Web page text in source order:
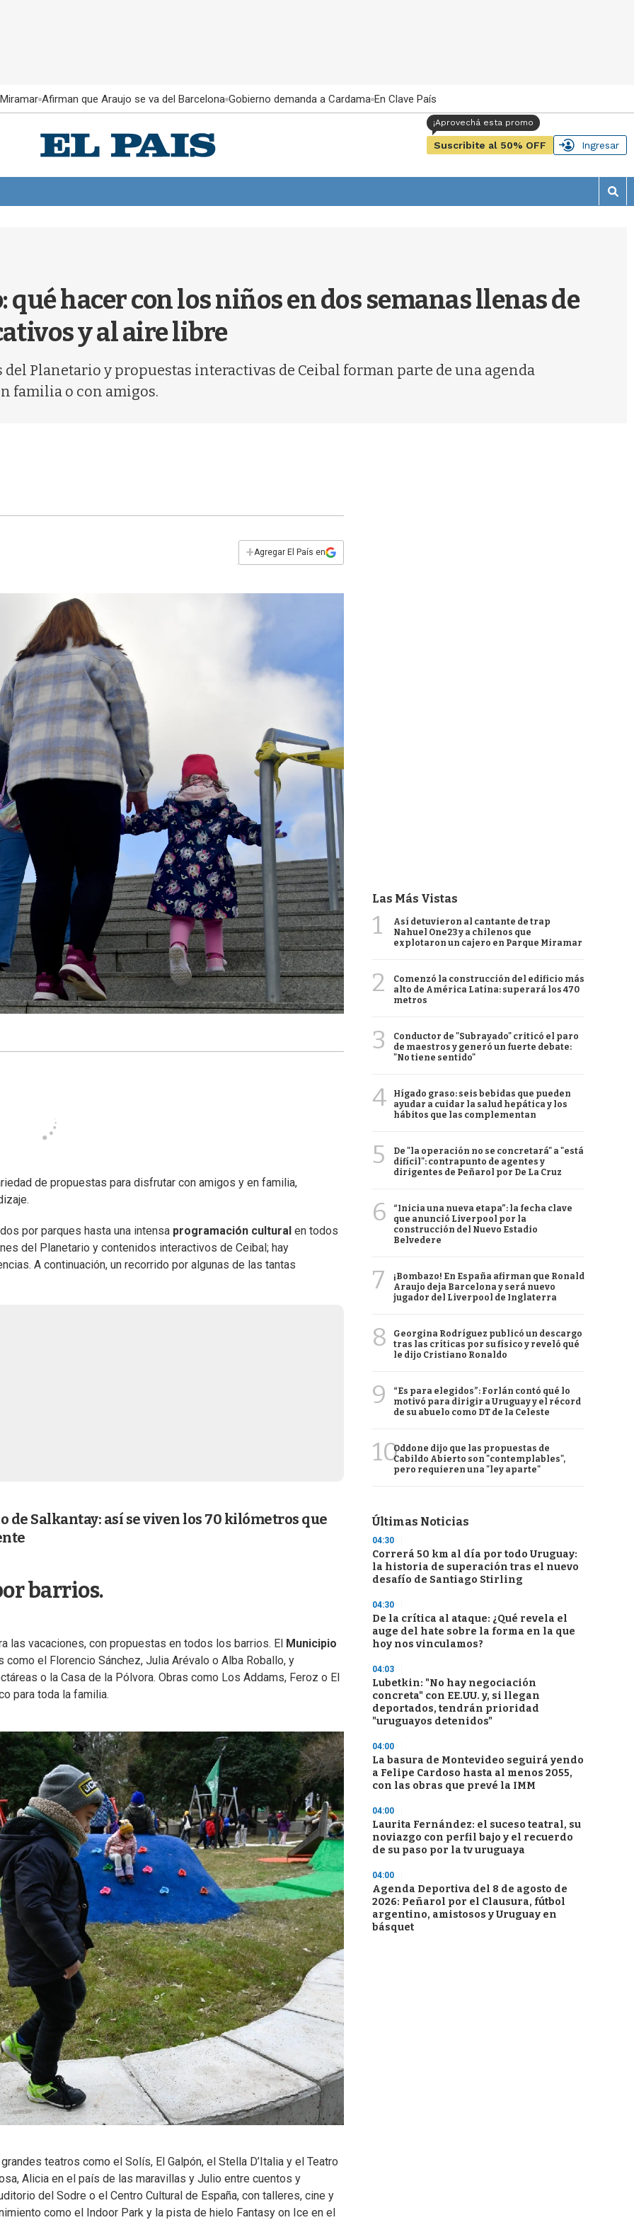
Afirman que Araujo se va del Barcelona Gobierno demanda a Cardama En Clave País
Suscribite al 50% OFF Ingresar
M
o
hacer con los niños en dos semanas llenas de
y al aire libre
Planetario y propuestas interactivas de Ceibal forman parte de una agenda
familia o con amigos.
+Agregar El País en
de propuestas para disfrutar con amigos y en familia,
por parques hasta una intensa programación cultural en todos
del Planetario y contenidos interactivos de Ceibal; hay
A continuación, un recorrido por algunas de las tantas
de Salkantay: así se viven los 70 kilómetros que
barrios.
las vacaciones, con propuestas en todos los barrios. El Municipio
el Florencio Sánchez, Julia Arévalo o Alba Roballo, y
o la Casa de la Pólvora. Obras como Los Addams, Feroz o El
para toda la familia.
teatros como el Solís, El Galpón, el Stella D’Italia y el Teatro
Alicia en el país de las maravillas y Julio entre cuentos y
del Sodre o el Centro Cultural de España, con talleres, cine y
como el Indoor Park y la pista de hielo Fantasy on Ice en el
Las Más Vistas
1
Así detuvieron al cantante de trap
Nahuel One23 y a chilenos que
explotaron un cajero en Parque Miramar
2
Comenzó la construcción del edificio más
alto de América Latina: superará los 470
metros
3
Conductor de "Subrayado" criticó el paro
de maestros y generó un fuerte debate:
"No tiene sentido"
4
Hígado graso: seis bebidas que pueden
ayudar a cuidar la salud hepática y los
hábitos que las complementan
5
De "la operación no se concretará" a "está
difícil": contrapunto de agentes y
dirigentes de Peñarol por De La Cruz
6
“Inicia una nueva etapa”: la fecha clave
que anunció Liverpool por la
construcción del Nuevo Estadio
Belvedere
7
¡Bombazo! En España afirman que Ronald
Araujo deja Barcelona y será nuevo
jugador del Liverpool de Inglaterra
8
Georgina Rodríguez publicó un descargo
tras las críticas por su físico y reveló qué
le dijo Cristiano Ronaldo
9
“Es para elegidos”: Forlán contó qué lo
motivó para dirigir a Uruguay y el récord
de su abuelo como DT de la Celeste
10Oddone dijo que las propuestas de
Cabildo Abierto son "contemplables",
pero requieren una "ley aparte"
Últimas Noticias
04:30
Correrá 50 km al día por todo Uruguay:
la historia de superación tras el nuevo
desafío de Santiago Stirling
04:30
De la crítica al ataque: ¿Qué revela el
auge del hate sobre la forma en la que
hoy nos vinculamos?
04:03
Lubetkin: "No hay negociación
concreta" con EE.UU. y, si llegan
deportados, tendrán prioridad
"uruguayos detenidos"
04:00
La basura de Montevideo seguirá yendo
a Felipe Cardoso hasta al menos 2055,
con las obras que prevé la IMM
04:00
Laurita Fernández: el suceso teatral, su
noviazgo con perfil bajo y el recuerdo
de su paso por la tv uruguaya
04:00
Agenda Deportiva del 8 de agosto de
2026: Peñarol por el Clausura, fútbol
argentino, amistosos y Uruguay en
básquet